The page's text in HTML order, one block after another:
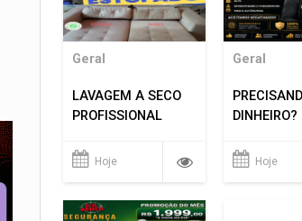
Geral
LAVAGEM A SECO
PROFISSIONAL
Hoje
Geral
DINHEIRO?
Hoje